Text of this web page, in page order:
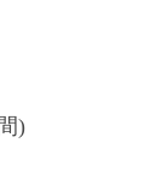
)